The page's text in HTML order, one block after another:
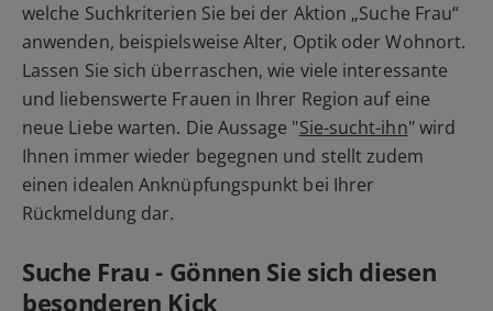
welche Suchkriterien Sie bei der Aktion „Suche Frau“
anwenden, beispielsweise Alter, Optik oder Wohnort.
Lassen Sie sich überraschen, wie viele interessante
und liebenswerte Frauen in Ihrer Region auf eine
neue Liebe warten. Die Aussage "Sie-sucht-ihn" wird
Ihnen immer wieder begegnen und stellt zudem
einen idealen Anknüpfungspunkt bei Ihrer
Rückmeldung dar.
Suche Frau - Gönnen Sie sich diesen
besonderen Kick